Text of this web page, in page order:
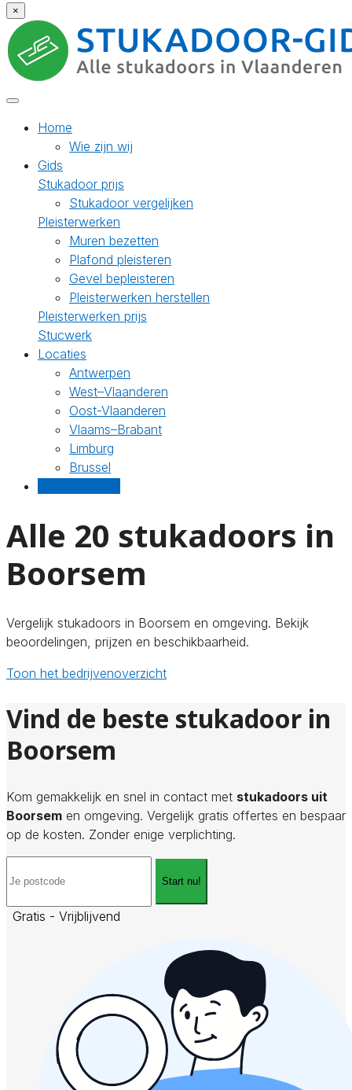
×
Home
Wie zijn wij
Gids
Stukadoor prijs
Stukadoor vergelijken
Pleisterwerken
Muren bezetten
Plafond pleisteren
Gevel bepleisteren
Pleisterwerken herstellen
Pleisterwerken prijs
Stucwerk
Locaties
Antwerpen
West–Vlaanderen
Oost-Vlaanderen
Vlaams–Brabant
Limburg
Brussel
Alle 20 stukadoors in
Boorsem
Vergelijk stukadoors in Boorsem en omgeving. Bekijk
beoordelingen, prijzen en beschikbaarheid.
Toon het bedrijvenoverzicht
Vind de beste stukadoor in
Boorsem
Kom gemakkelijk en snel in contact met stukadoors uit
Boorsem en omgeving. Vergelijk gratis offertes en bespaar
op de kosten. Zonder enige verplichting.
Start nu!
Gratis - Vrijblijvend